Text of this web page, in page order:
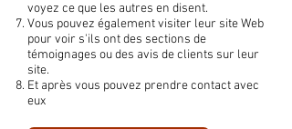
voyez ce que les autres en disent.
Vous pouvez également visiter leur site Web
pour voir s'ils ont des sections de
témoignages ou des avis de clients sur leur
site.
Et après vous pouvez prendre contact avec
eux